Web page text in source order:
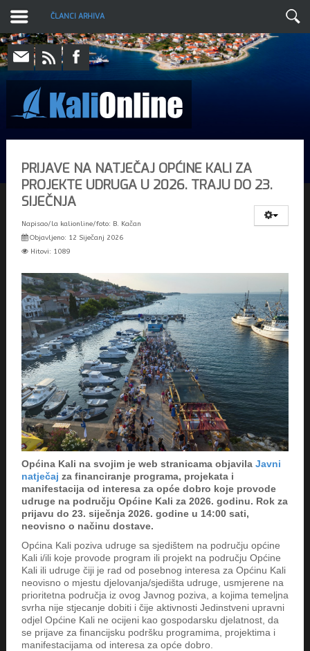
ČLANCI ARHIVA
PRIJAVE NA NATJEČAJ OPĆINE KALI ZA
PROJEKTE UDRUGA U 2026. TRAJU DO 23.
SIJEČNJA
Napisao/la kalionline/foto: B. Kačan
Objavljeno: 12 Siječanj 2026
Hitovi: 1089
Općina Kali na svojim je web stranicama objavila Javni
natječaj za financiranje programa, projekata i
manifestacija od interesa za opće dobro koje provode
udruge na području Općine Kali za 2026. godinu. Rok za
prijavu do 23. siječnja 2026. godine u 14:00 sati,
neovisno o načinu dostave.
Općina Kali poziva udruge sa sjedištem na području općine
Kali i/ili koje provode program ili projekt na području Općine
Kali ili udruge čiji je rad od posebnog interesa za Općinu Kali
neovisno o mjestu djelovanja/sjedišta udruge, usmjerene na
prioritetna područja iz ovog Javnog poziva, a kojima temeljna
svrha nije stjecanje dobiti i čije aktivnosti Jedinstveni upravni
odjel Općine Kali ne ocijeni kao gospodarsku djelatnost, da
se prijave za financijsku podršku programima, projektima i
manifestacijama od interesa za opće dobro.